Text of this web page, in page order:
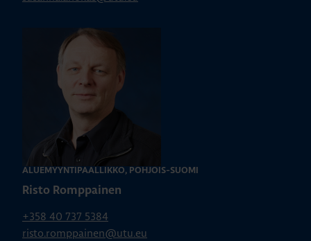
ALUEMYYNTIPÄÄLLIKKÖ, POHJOIS-SUOMI
Risto Romppainen
+358 40 737 5384
risto.romppainen@utu.eu